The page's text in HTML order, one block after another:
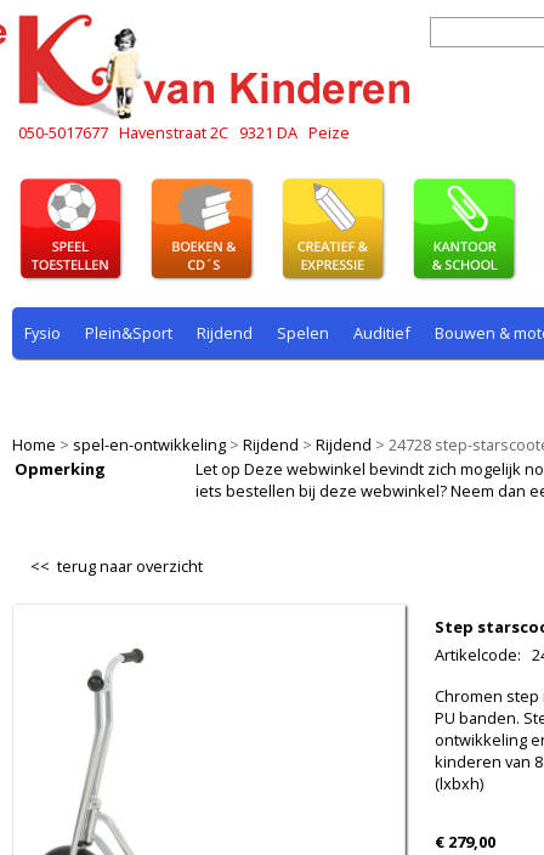
050-5017677 Havenstraat 2C 9321 DA Peize
Fysio Plein&Sport Rijdend Spelen Auditief Bouwen &
Home > spel-en-ontwikkeling > Rijdend > Rijdend > 24728 step-
Opmerking
Let op Deze webwinkel bevindt zich mogelijk
iets bestellen bij deze webwinkel? Neem dan
<< terug naar overzicht
Step
Artikelcode:
Chromen
PU banden.
ontwikkeling
kinderen van
(lxbxh)
€ 279,00